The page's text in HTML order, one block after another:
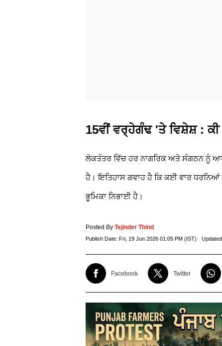
15ਵੀਂ ਵਰ੍ਹੇਗੰਢ 'ਤੇ ਵਿਸ਼ੇਸ਼ : ਕੀ
ਲੋਕਤੰਤਰ ਵਿੱਚ ਹਰ ਨਾਗਰਿਕ ਅਤੇ ਸੰਗਠਨ ਨੂੰ
ਹੈ। ਇਤਿਹਾਸ ਗਵਾਹ ਹੈ ਕਿ ਕਈ ਵਾਰ
ਭੂਮਿਕਾ ਨਿਭਾਈ ਹੈ।
Posted By Tejinder Thind
Publish Date: Fri, 19 Jun 2026 01:05 PM (IST)
Facebook Twitter